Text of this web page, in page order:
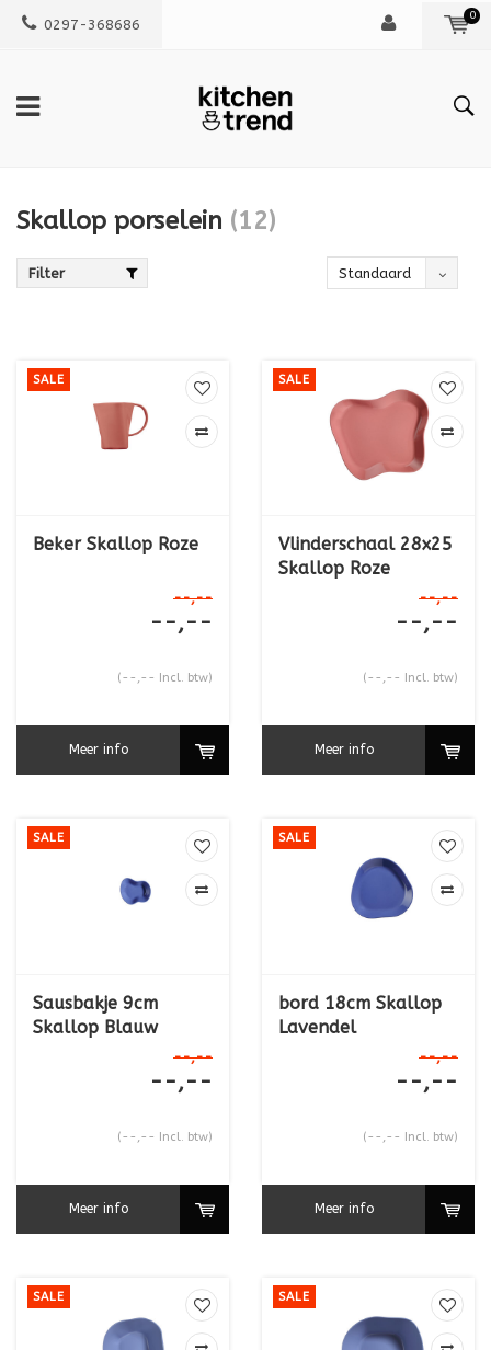
0297-368686
0
Skallop porselein (12)
Filter Standaard
SALE
Beker Skallop Roze
--,--
--,--
(--,-- Incl. btw)
Meer info
SALE
Vlinderschaal 28x25
Skallop Roze
--,--
--,--
(--,-- Incl. btw)
Meer info
SALE
Sausbakje 9cm
Skallop Blauw
--,--
--,--
(--,-- Incl. btw)
Meer info
SALE
bord 18cm Skallop
Lavendel
--,--
--,--
(--,-- Incl. btw)
Meer info
SALE SALE